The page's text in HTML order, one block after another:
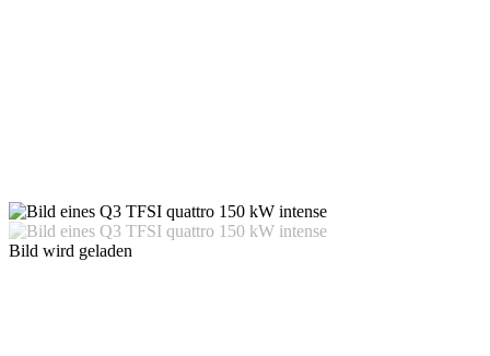
Bild wird geladen